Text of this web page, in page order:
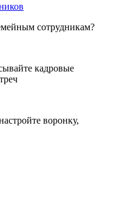
сотрудникам?
кадровые
воронку,